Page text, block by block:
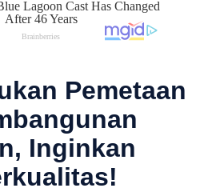
Pemetaan
Inginkan